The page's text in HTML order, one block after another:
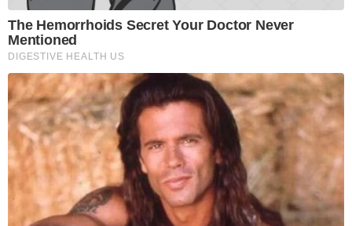
The Hemorrhoids Secret Your Doctor Never
Mentioned
DIGESTIVE HEALTH US